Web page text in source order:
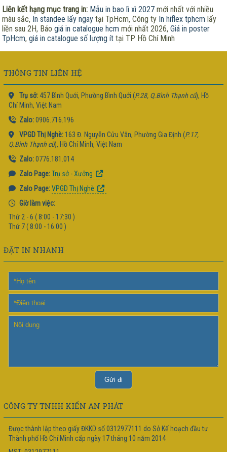
Liên kết hạng mục trang in: Mẫu in bao lì xì 2027 mới nhất với nhiều
màu sắc, In standee lấy ngay tại TpHcm, Công ty In hiflex tphcm lấy
liền sau 2H, Báogiá in catalogue hcm mới nhất 2026,Giá in poster
TpHcm,giá in catalogue số lượng ít tại TP Hồ Chí Minh
THÔNG TIN LIÊN HỆ
Trụ sở:457 Bình Quới, Phường Bình Quới (P.28, Q.Bình Thạnh cũ), Hồ
Chí Minh, Việt Nam
Zalo:0906.716.196
VPGD Thị Nghè:163 Đ. Nguyễn Cửu Vân, Phường Gia Định (P.17,
Q.Bình Thạnh cũ), Hồ Chí Minh, Việt Nam
Zalo:0776.181.014
Zalo Page: Trụ sở - Xưởng
Zalo Page: VPGD Thị Nghè
Giờ làm việc:
Thứ 2 - 6 ( 8:00 - 17:30 )
Thứ 7 ( 8:00 - 16:00 )
ĐẶT IN NHANH
CÔNG TY TNHH KIẾN AN PHÁT
Được thành lập theo giấy ĐKKD số 0312977111 do Sở Kế hoạch đầu tư
Thành phố Hồ Chí Minh cấp ngày 17 tháng 10 năm 2014